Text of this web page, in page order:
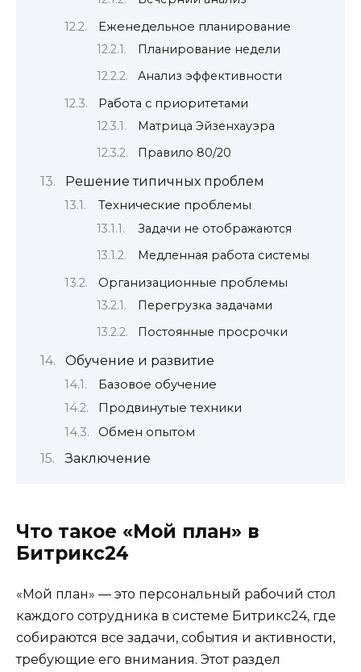
Еженедельное планирование
Планирование недели
Анализ эффективности
Работа с приоритетами
Матрица Эйзенхауэра
Правило 80/20
Решение типичных проблем
Технические проблемы
Задачи не отображаются
Медленная работа системы
Организационные проблемы
Перегрузка задачами
Постоянные просрочки
Обучение и развитие
Базовое обучение
Продвинутые техники
Обмен опытом
Заключение
Что такое «Мой план» в
Битрикс24
«Мой план» — это персональный рабочий стол
каждого сотрудника в системе Битрикс24, где
собираются все задачи, события и активности,
требующие его внимания. Этот раздел